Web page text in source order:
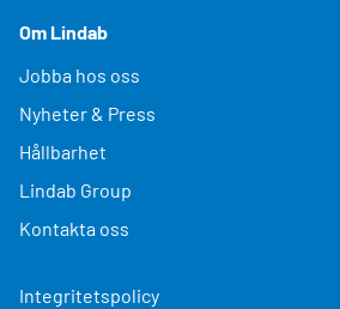
Om Lindab
Jobba hos oss
Nyheter & Press
Hållbarhet
Lindab Group
Kontakta oss
Integritetspolicy